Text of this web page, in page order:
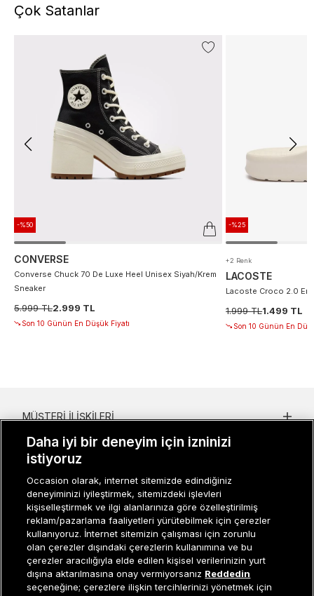
Çok Satanlar
-%50
CONVERSE
Converse Chuck 70 De Luxe Heel Unisex Siyah/Krem
Sneaker
5.999 TL2.999 TL
Son 10 Günün En Düşük Fiyatı
-%25
+2 Renk
LACOSTE
Lacoste Croco 2.0
1.999 TL1.499 TL
Son 10 Günün En
Müşteri İlişkileri0 850 800 01 20
MÜŞTERI İLIŞKILERI
KURUMSAL
GRUP MARKALAR
ERKEK KATEGORILER
Daha iyi bir deneyim için izninizi
istiyoruz
Occasion olarak, internet sitemizde edindiğiniz
deneyiminizi iyileştirmek, sitemizdeki işlevleri
kişiselleştirmek ve ilgi alanlarınıza göre özelleştirilmiş
reklam/pazarlama faaliyetleri yürütebilmek için çerezler
kullanıyoruz. İnternet sitemizin çalışması için zorunlu
olan çerezler dışındaki çerezlerin kullanımına ve bu
çerezler aracılığıyla elde edilen kişisel verilerinizin yurt
dışına aktarılmasına onay vermiyorsanız Reddedin
seçeneğine; çerezlere ilişkin tercihlerinizi yönetmek için